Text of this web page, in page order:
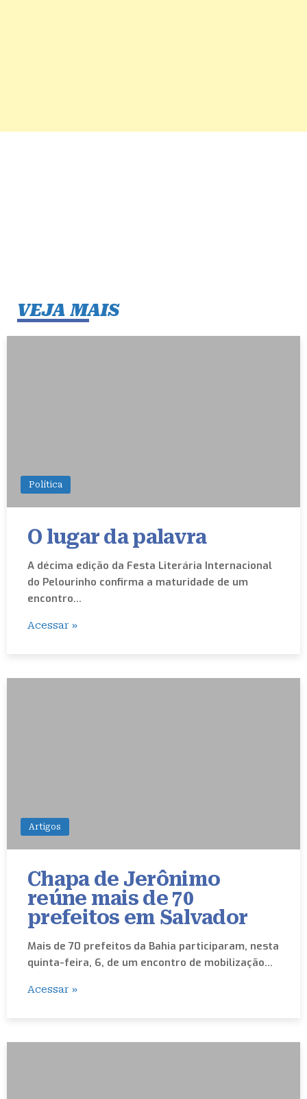
VEJA MAIS
Política
O lugar da palavra
A décima edição da Festa Literária Internacional
do Pelourinho confirma a maturidade de um
encontro…
Acessar »
Artigos
Chapa de Jerônimo
reúne mais de 70
prefeitos em Salvador
Mais de 70 prefeitos da Bahia participaram, nesta
quinta-feira, 6, de um encontro de mobilização…
Acessar »